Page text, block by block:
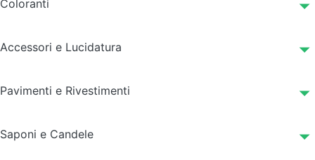
Coloranti
Accessori e Lucidatura
Pavimenti e Rivestimenti
Saponi e Candele